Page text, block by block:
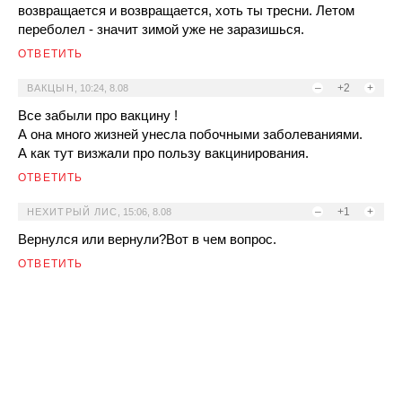
возвращается и возвращается, хоть ты тресни. Летом
переболел - значит зимой уже не заразишься.
ОТВЕТИТЬ
– +2 +
ВАКЦЫН 10:24, 8.08
Все забыли про вакцину !
А она много жизней унесла побочными заболеваниями.
А как тут визжали про пользу вакцинирования.
ОТВЕТИТЬ
– +1 +
НЕХИТРЫЙ ЛИС 15:06, 8.08
Вернулся или вернули?Вот в чем вопрос.
ОТВЕТИТЬ